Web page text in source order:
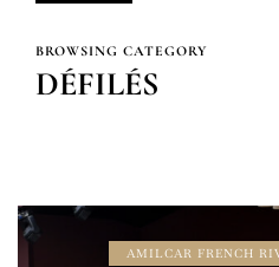
BROWSING CATEGORY
DÉFILÉS
AMILCAR FRENCH